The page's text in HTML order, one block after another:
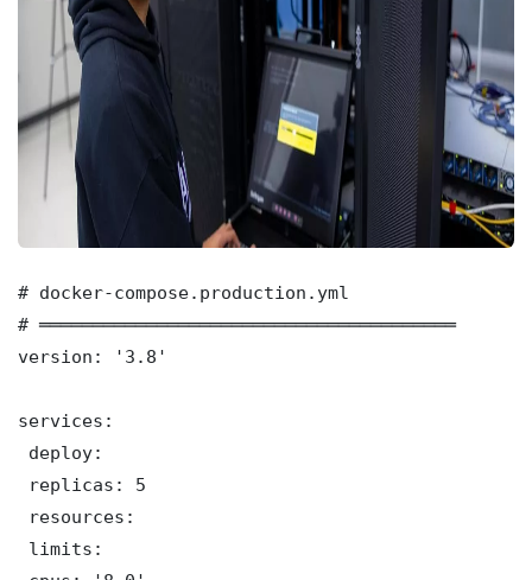
# docker-compose.production.yml
# ═══════════════════════════════════════
version: '3.8'
services:
deploy:
replicas: 5
resources:
limits: